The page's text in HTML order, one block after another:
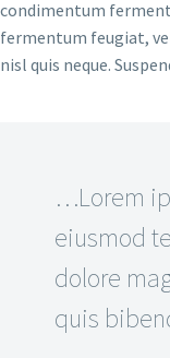
condimentum
fermentum feugiat,
nisl quis neque.
…Lorem
eiusmod
dolore
quis